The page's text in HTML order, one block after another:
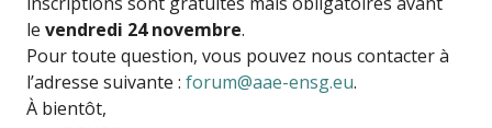
le vendredi 24 novembre.
Pour toute question, vous pouvez nous contacter à
l’adresse suivante : forum@aae-ensg.eu.
À bientôt,